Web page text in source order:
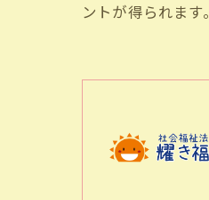
ントが得られます。